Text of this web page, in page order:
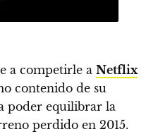
a competirle a Netflix
contenido de su
poder equilibrar la
perdido en 2015.